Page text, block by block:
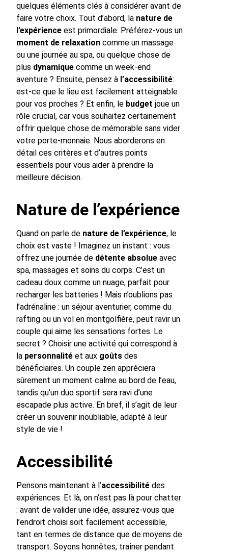
quelques éléments clés à considérer avant de
faire votre choix. Tout d’abord, la nature de
l’expérience est primordiale. Préférez-vous un
moment de relaxation comme un massage
ou une journée au spa, ou quelque chose de
plus dynamique comme un week-end
aventure ? Ensuite, pensez à l’accessibilité:
est-ce que le lieu est facilement atteignable
pour vos proches ? Et enfin, le budget joue un
rôle crucial, car vous souhaitez certainement
offrir quelque chose de mémorable sans vider
votre porte-monnaie. Nous aborderons en
détail ces critères et d’autres points
essentiels pour vous aider à prendre la
meilleure décision.
Nature de l’expérience
Quand on parle de nature de l’expérience, le
choix est vaste ! Imaginez un instant : vous
offrez une journée de détente absolue avec
spa, massages et soins du corps. C’est un
cadeau doux comme un nuage, parfait pour
recharger les batteries ! Mais n’oublions pas
l’adrénaline : un séjour aventurier, comme du
rafting ou un vol en montgolfière, peut ravir un
couple qui aime les sensations fortes. Le
secret ? Choisir une activité qui correspond à
la personnalité et aux goûts des
bénéficiaires. Un couple zen appréciera
sûrement un moment calme au bord de l’eau,
tandis qu’un duo sportif sera ravi d’une
escapade plus active. En bref, il s’agit de leur
créer un souvenir inoubliable, adapté à leur
style de vie !
Accessibilité
Pensons maintenant à l’accessibilité des
expériences. Et là, on n’est pas là pour chatter
: avant de valider une idée, assurez-vous que
l’endroit choisi soit facilement accessible,
tant en termes de distance que de moyens de
transport. Soyons honnêtes, traîner pendant